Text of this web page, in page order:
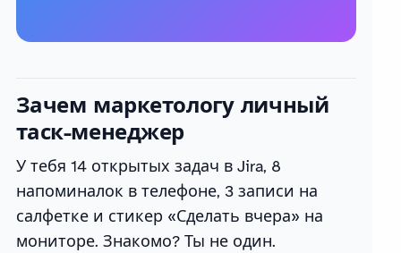
Зачем маркетологу личный
таск-менеджер
У тебя 14 открытых задач в Jira, 8
напоминалок в телефоне, 3 записи на
салфетке и стикер «Сделать вчера» на
мониторе. Знакомо? Ты не один.